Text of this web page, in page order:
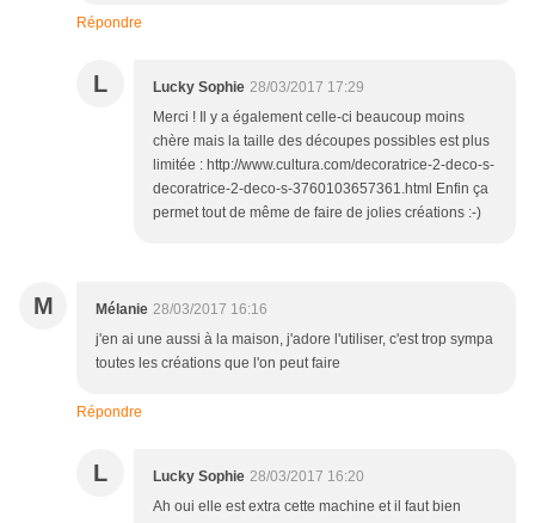
Répondre
L Lucky Sophie 28/03/2017 17:29
Merci ! Il y a également celle-ci beaucoup moins
chère mais la taille des découpes possibles est plus
limitée : http://www.cultura.com/decoratrice-2-deco-s-
decoratrice-2-deco-s-3760103657361.html Enfin ça
permet tout de même de faire de jolies créations :-)
M Mélanie 28/03/2017 16:16
j'en ai une aussi à la maison, j'adore l'utiliser, c'est trop sympa
toutes les créations que l'on peut faire
Répondre
L Lucky Sophie 28/03/2017 16:20
Ah oui elle est extra cette machine et il faut bien